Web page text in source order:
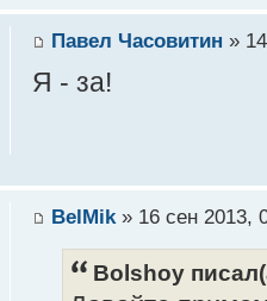
Павел Часовитин »
Я - за!
BelMik» 16 сен 2013,
Bolshoy